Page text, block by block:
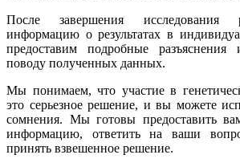
После завершения исследования
информацию о результатах в
предоставим подробные
поводу полученных данных.
Мы понимаем, что участие в
это серьезное решение, и вы можете
сомнения. Мы готовы предоставить
информацию, ответить на ваши
принять взвешенное решение.